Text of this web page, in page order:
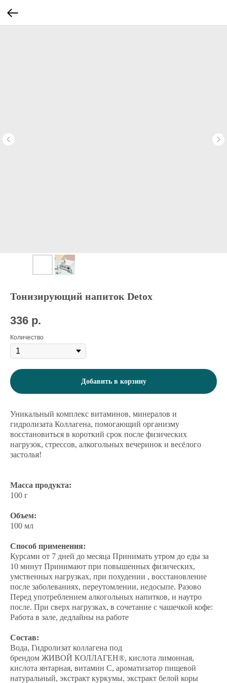
Тонизирующий напиток Detox
336 р.
Количество
Добавить в корзину
Уникальный комплекс витаминов, минералов и
гидролизата Коллагена, помогающий организму
восстановиться в короткий срок после физических
нагрузок, стрессов, алкогольных вечеринок и весёлого
застолья!
Масса продукта:
100 г
Объем:
100 мл
Способ применения:
Курсами от 7 дней до месяца Принимать утром до еды за
10 минут Принимают при повышенных физических,
умственных нагрузках, при похудении , восстановление
после заболеваниях, переутомлении, недосыпе. Разово
Перед употреблением алкогольных напитков, и наутро
после. При сверх нагрузках, в сочетание с чашечкой кофе:
Работа в зале, дедлайны на работе
Состав:
Вода, Гидролизат коллагена под
брендом ЖИВОЙ КОЛЛАГЕН®, кислота лимонная,
кислота янтарная, витамин С, ароматизатор пищевой
натуральный, экстракт куркумы, экстракт белой коры